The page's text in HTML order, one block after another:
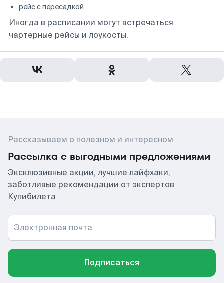
рейс с пересадкой
Иногда в расписании могут встречаться
чартерные рейсы и лоукосты.
Рассказываем о полезном и интересном
Рассылка с выгодными предложениями
Эксклюзивные акции, лучшие лайфхаки,
заботливые рекомендации от экспертов
Купибилета
Электронная почта
Подписаться